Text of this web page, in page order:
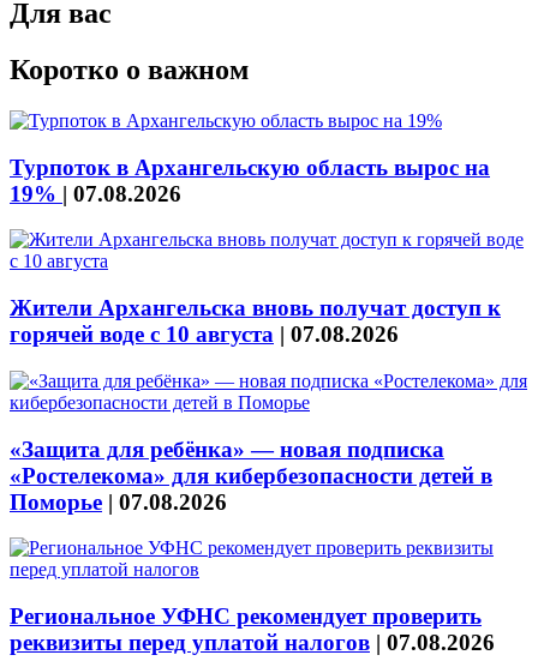
Для вас
Коротко о важном
Турпоток в Архангельскую область вырос на
19% | 07.08.2026
Жители Архангельска вновь получат доступ к
горячей воде с 10 августа | 07.08.2026
«Защита для ребёнка» — новая подписка
«Ростелекома» для кибербезопасности детей в
Поморье | 07.08.2026
Региональное УФНС рекомендует проверить
реквизиты перед уплатой налогов | 07.08.2026